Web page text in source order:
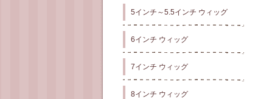
5インチ～5.5インチ ウィッグ
6インチ ウィッグ
7インチ ウィッグ
8インチ ウィッグ